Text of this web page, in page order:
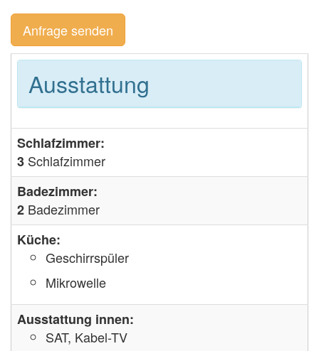
Anfrage senden
Ausstattung
Schlafzimmer:
3 Schlafzimmer
Badezimmer:
2 Badezimmer
Küche:
Geschirrspüler
Mikrowelle
Ausstattung innen:
SAT, Kabel-TV